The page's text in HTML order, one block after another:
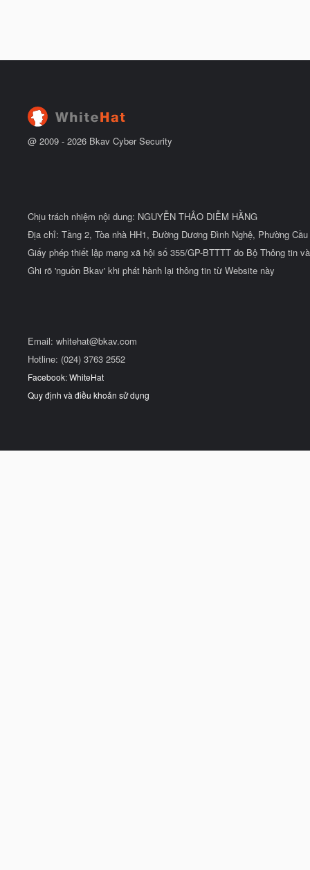
@ 2009 - 2026 Bkav Cyber Security
Chịu trách nhiệm nội dung: NGUYỄN THẢO DIỄM HẰNG
Địa chỉ: Tầng 2, Tòa nhà HH1, Đường Dương Đình Nghệ, Phường
Giấy phép thiết lập mạng xã hội số 355/GP-BTTTT do Bộ Thông tin
Ghi rõ 'nguồn Bkav' khi phát hành lại thông tin từ Website này
Email: whitehat@bkav.com
Hotline: (024) 3763 2552
Facebook: WhiteHat
Quy định và điều khoản sử dụng